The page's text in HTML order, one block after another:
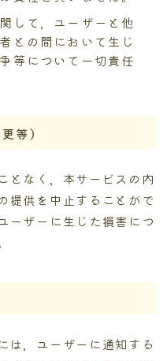
して，ユーザーと他
との間において生じ
等について一切責任
等）
となく，本サービスの内
提供を中止することがで
ーザーに生じた損害につ
は，ユーザーに通知する